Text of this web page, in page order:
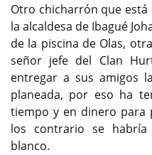
Otro chicharrón que
la alcaldesa de Ibagué
de la piscina de Olas,
señor jefe del Clan
entregar a sus amigos
planeada, por eso ha
tiempo y en dinero para
los contrario se
blanco.